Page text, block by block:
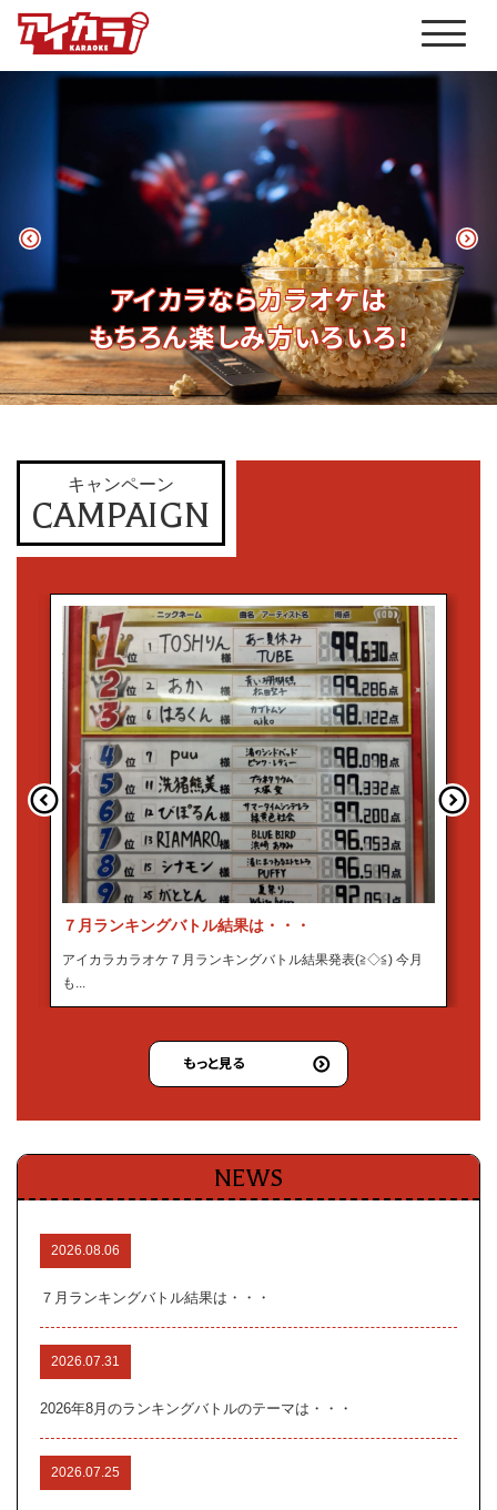
アイカラならカラオケは
もちろん楽しみ方いろいろ!
キャンペーン
CAMPAIGN
７月ランキングバトル結果は・・・
アイカラカラオケ７月ランキングバトル結果発表(≧◇≦) 今月
も...
もっと見る
NEWS
2026.08.06
７月ランキングバトル結果は・・・
2026.07.31
2026年8月のランキングバトルのテーマは・・・
2026.07.25